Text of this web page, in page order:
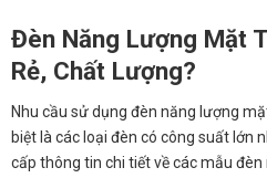
Đèn Năng Lượng Mặt
Rẻ, Chất Lượng?
Nhu cầu sử dụng đèn năng lượng
biệt là các loại đèn có công suất lớn
cấp thông tin chi tiết về các mẫu